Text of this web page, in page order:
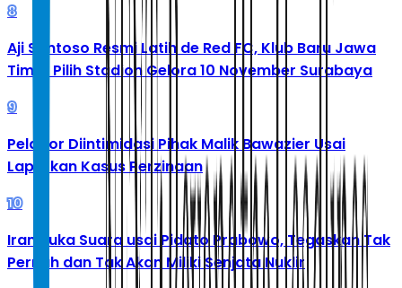
8
Aji Santoso Resmi Latih de Red FC, Klub Baru Jawa
Timur Pilih Stadion Gelora 10 November Surabaya
9
Pelapor Diintimidasi Pihak Malik Bawazier Usai
Laporkan Kasus Perzinaan
10
Iran Buka Suara usai Pidato Prabowo, Tegaskan Tak
Pernah dan Tak Akan Miliki Senjata Nuklir